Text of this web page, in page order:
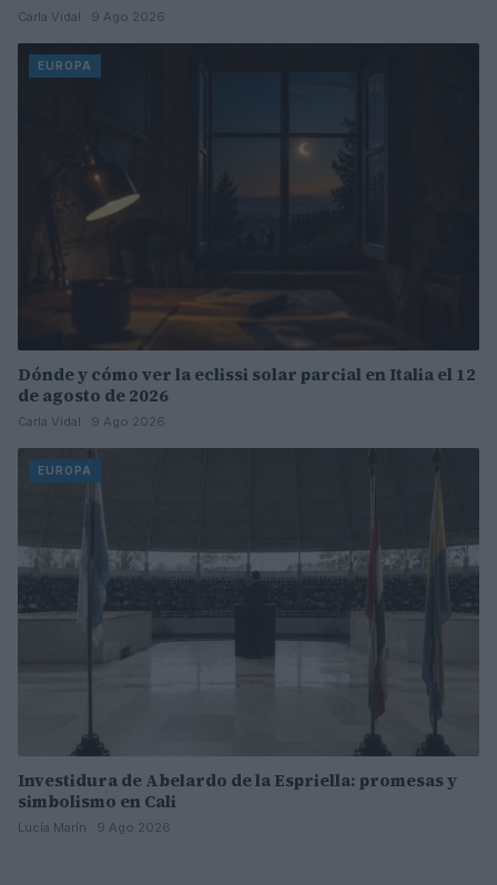
Carla Vidal · 9 Ago 2026
EUROPA
Dónde y cómo ver la eclissi solar parcial en Italia el 12
de agosto de 2026
Carla Vidal · 9 Ago 2026
EUROPA
Investidura de Abelardo de la Espriella: promesas y
simbolismo en Cali
Lucía Marín · 9 Ago 2026